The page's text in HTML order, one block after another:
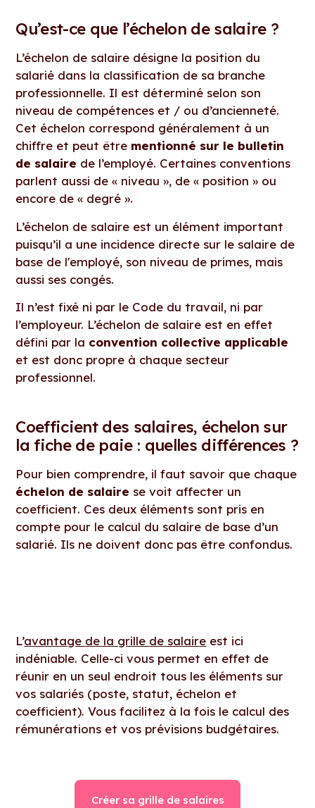
Qu’est-ce que l’échelon de salaire ?
L’échelon de salaire désigne la position du
salarié dans la classification de sa branche
professionnelle. Il est déterminé selon son
niveau de compétences et / ou d’ancienneté.
Cet échelon correspond généralement à un
chiffre et peut être mentionné sur le bulletin
de salaire de l’employé. Certaines conventions
parlent aussi de « niveau », de « position » ou
encore de « degré ».
L’échelon de salaire est un élément important
puisqu’il a une incidence directe sur le salaire de
base de l'employé, son niveau de primes, mais
aussi ses congés.
Il n’est fixé ni par le Code du travail, ni par
l’employeur. L’échelon de salaire est en effet
défini par la convention collective applicable
et est donc propre à chaque secteur
professionnel.
Coefficient des salaires, échelon sur
la fiche de paie : quelles différences ?
Pour bien comprendre, il faut savoir que chaque
échelon de salaire se voit affecter un
coefficient. Ces deux éléments sont pris en
compte pour le calcul du salaire de base d’un
salarié. Ils ne doivent donc pas être confondus.
L’avantage de la grille de salaire est ici
indéniable. Celle-ci vous permet en effet de
réunir en un seul endroit tous les éléments sur
vos salariés (poste, statut, échelon et
coefficient). Vous facilitez à la fois le calcul des
rémunérations et vos prévisions budgétaires.
Créer sa grille de salaires